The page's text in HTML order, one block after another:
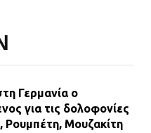
Γερμανία ο
για τις δολοφονίες
Ρουμπέτη, Μουζακίτη